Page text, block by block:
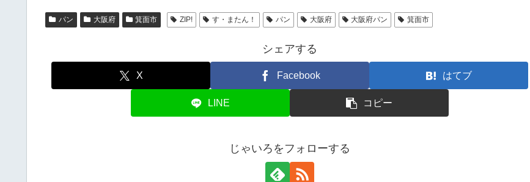
パン 大阪府 箕面市 ZIP! す・またん！ パン 大阪府 大阪府パン 箕面市
シェアする
X Facebook はてブ
LINE コピー
じゃいろをフォローする